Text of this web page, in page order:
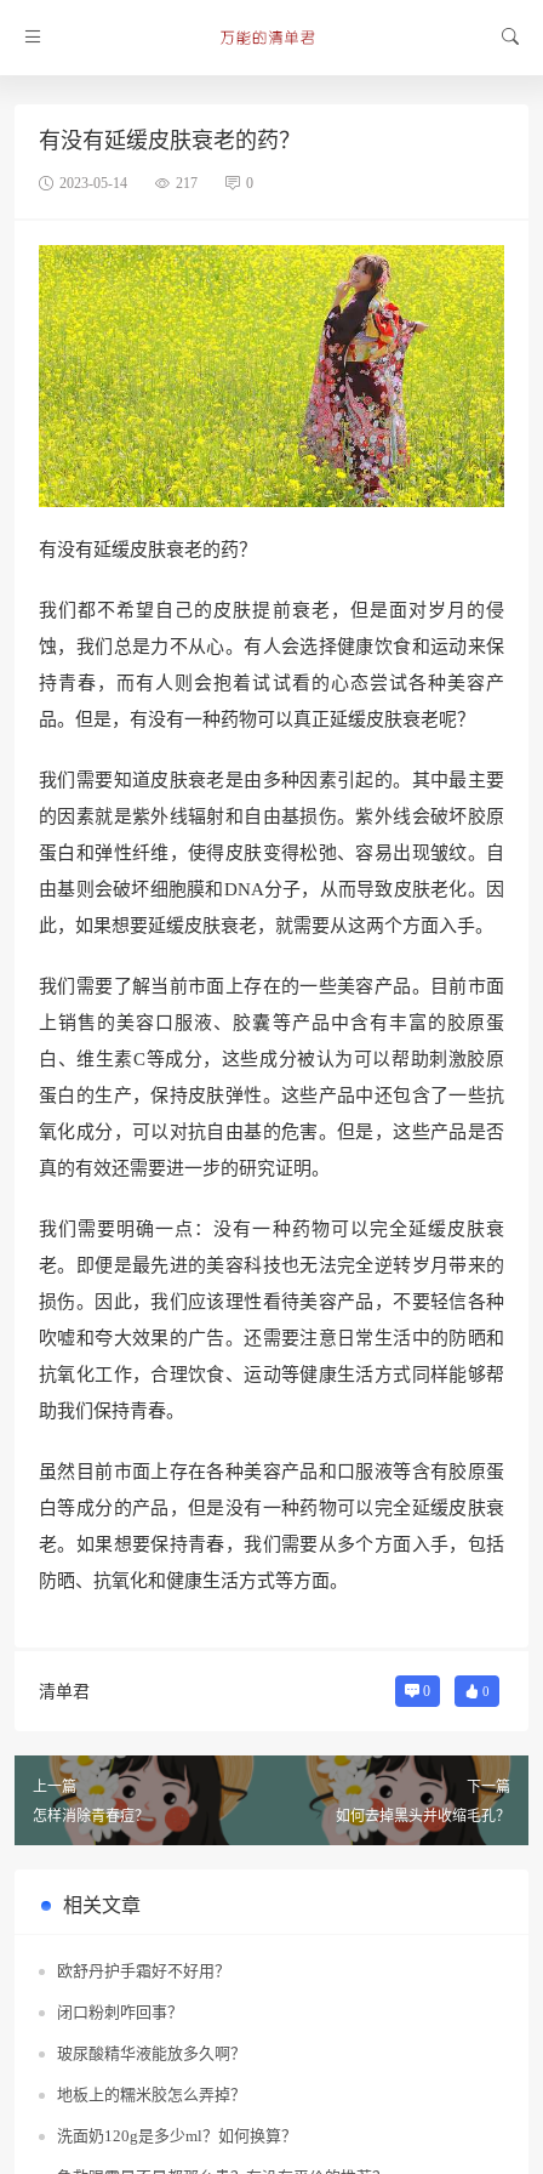
有没有延缓皮肤衰老的药？
2023-05-14 217 0
有没有延缓皮肤衰老的药？
我们都不希望自己的皮肤提前衰老，但是面对岁月的侵
蚀，我们总是力不从心。有人会选择健康饮食和运动来保
持青春，而有人则会抱着试试看的心态尝试各种美容产
品。但是，有没有一种药物可以真正延缓皮肤衰老呢？
我们需要知道皮肤衰老是由多种因素引起的。其中最主要
的因素就是紫外线辐射和自由基损伤。紫外线会破坏胶原
蛋白和弹性纤维，使得皮肤变得松弛、容易出现皱纹。自
由基则会破坏细胞膜和DNA分子，从而导致皮肤老化。因
此，如果想要延缓皮肤衰老，就需要从这两个方面入手。
我们需要了解当前市面上存在的一些美容产品。目前市面
上销售的美容口服液、胶囊等产品中含有丰富的胶原蛋
白、维生素C等成分，这些成分被认为可以帮助刺激胶原
蛋白的生产，保持皮肤弹性。这些产品中还包含了一些抗
氧化成分，可以对抗自由基的危害。但是，这些产品是否
真的有效还需要进一步的研究证明。
我们需要明确一点：没有一种药物可以完全延缓皮肤衰
老。即便是最先进的美容科技也无法完全逆转岁月带来的
损伤。因此，我们应该理性看待美容产品，不要轻信各种
吹嘘和夸大效果的广告。还需要注意日常生活中的防晒和
抗氧化工作，合理饮食、运动等健康生活方式同样能够帮
助我们保持青春。
虽然目前市面上存在各种美容产品和口服液等含有胶原蛋
白等成分的产品，但是没有一种药物可以完全延缓皮肤衰
老。如果想要保持青春，我们需要从多个方面入手，包括
防晒、抗氧化和健康生活方式等方面。
清单君 0 0
上一篇
怎样消除青春痘？
下一篇
如何去掉黑头并收缩毛孔？
相关文章
欧舒丹护手霜好不好用？
闭口粉刺咋回事？
玻尿酸精华液能放多久啊？
地板上的糯米胶怎么弄掉？
洗面奶120g是多少ml？如何换算？